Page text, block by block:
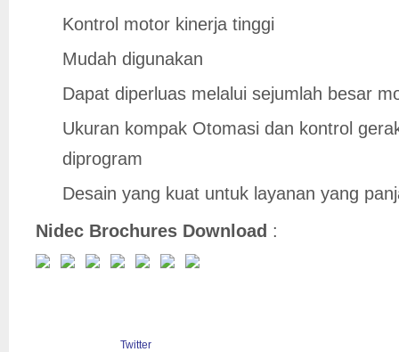
Kontrol motor kinerja tinggi
Mudah digunakan
Dapat diperluas melalui sejumlah besar
Ukuran kompak Otomasi dan kontrol
diprogram
Desain yang kuat untuk layanan yang
Nidec Brochures Download :
Twitter